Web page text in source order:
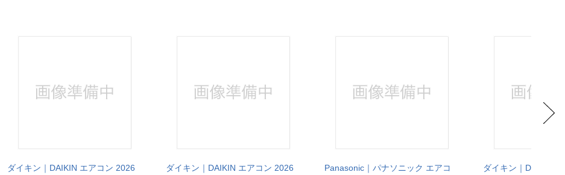
ダイキン｜DAIKIN エアコン 2026
ダイキン｜DAIKIN エアコン 2026
Panasonic｜パナソニック エアコ
ダイキン｜DAIKIN